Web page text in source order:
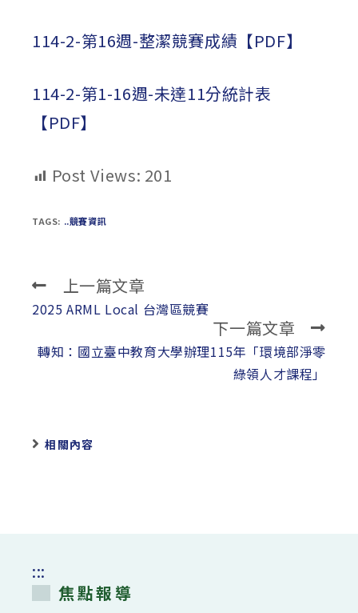
114-2-第16週-整潔競賽成績【PDF】
114-2-第1-16週-未達11分統計表
【PDF】
Post Views: 201
TAGS: ..競賽資訊
Read
more
上一篇文章
2025 ARML Local 台灣區競賽
下一篇文章
轉知：國立臺中教育大學辦理115年「環境部淨零
綠領人才課程」
相關內容
:::
焦點報導